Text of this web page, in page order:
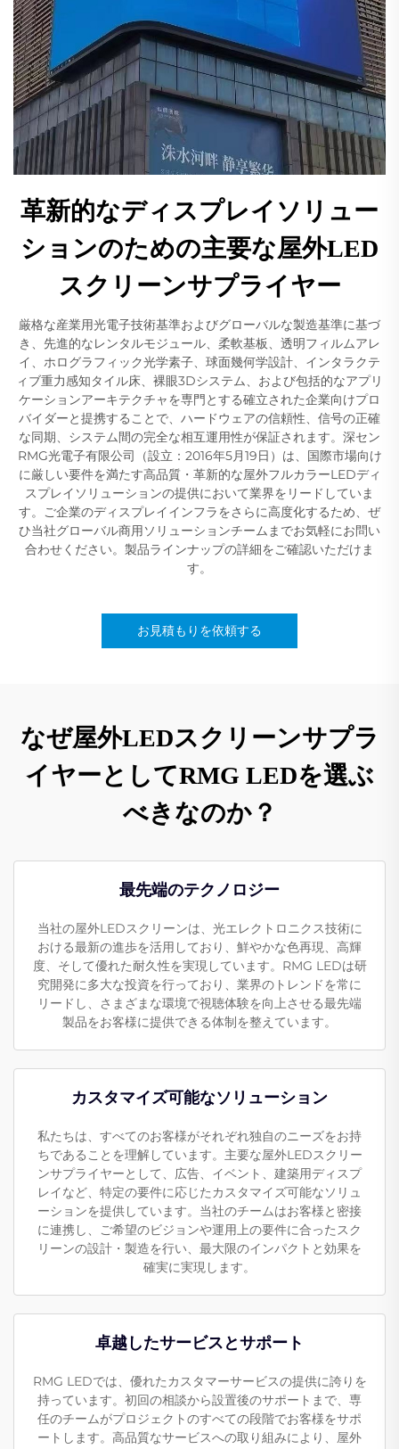
革新的なディスプレイソリュー
ションのための主要な屋外LED
スクリーンサプライヤー
厳格な産業用光電子技術基準およびグローバルな製造基準に基づ
き、先進的なレンタルモジュール、柔軟基板、透明フィルムアレ
イ、ホログラフィック光学素子、球面幾何学設計、インタラクテ
ィブ重力感知タイル床、裸眼3Dシステム、および包括的なアプリ
ケーションアーキテクチャを専門とする確立された企業向けプロ
バイダーと提携することで、ハードウェアの信頼性、信号の正確
な同期、システム間の完全な相互運用性が保証されます。深セン
RMG光電子有限公司（設立：2016年5月19日）は、国際市場向け
に厳しい要件を満たす高品質・革新的な屋外フルカラーLEDディ
スプレイソリューションの提供において業界をリードしていま
す。ご企業のディスプレイインフラをさらに高度化するため、ぜ
ひ当社グローバル商用ソリューションチームまでお気軽にお問い
合わせください。製品ラインナップの詳細をご確認いただけま
す。
お見積もりを依頼する
なぜ屋外LEDスクリーンサプラ
イヤーとしてRMG LEDを選ぶ
べきなのか？
最先端のテクノロジー
当社の屋外LEDスクリーンは、光エレクトロニクス技術に
おける最新の進歩を活用しており、鮮やかな色再現、高輝
度、そして優れた耐久性を実現しています。RMG LEDは研
究開発に多大な投資を行っており、業界のトレンドを常に
リードし、さまざまな環境で視聴体験を向上させる最先端
製品をお客様に提供できる体制を整えています。
カスタマイズ可能なソリューション
私たちは、すべてのお客様がそれぞれ独自のニーズをお持
ちであることを理解しています。主要な屋外LEDスクリー
ンサプライヤーとして、広告、イベント、建築用ディスプ
レイなど、特定の要件に応じたカスタマイズ可能なソリュ
ーションを提供しています。当社のチームはお客様と密接
に連携し、ご希望のビジョンや運用上の要件に合ったスク
リーンの設計・製造を行い、最大限のインパクトと効果を
確実に実現します。
卓越したサービスとサポート
RMG LEDでは、優れたカスタマーサービスの提供に誇りを
持っています。初回の相談から設置後のサポートまで、専
任のチームがプロジェクトのすべての段階でお客様をサポ
ートします。高品質なサービスへの取り組みにより、屋外